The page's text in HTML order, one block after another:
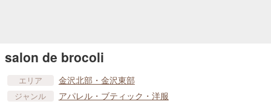
salon de brocoli
エリア 金沢北部・金沢東部
ジャンル アパレル・ブティック・洋服